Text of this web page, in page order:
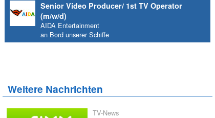
Senior Video Producer/ 1st TV Operator
(m/w/d)
AIDA Entertainment
an Bord unserer Schiffe
Weitere Nachrichten
TV-News